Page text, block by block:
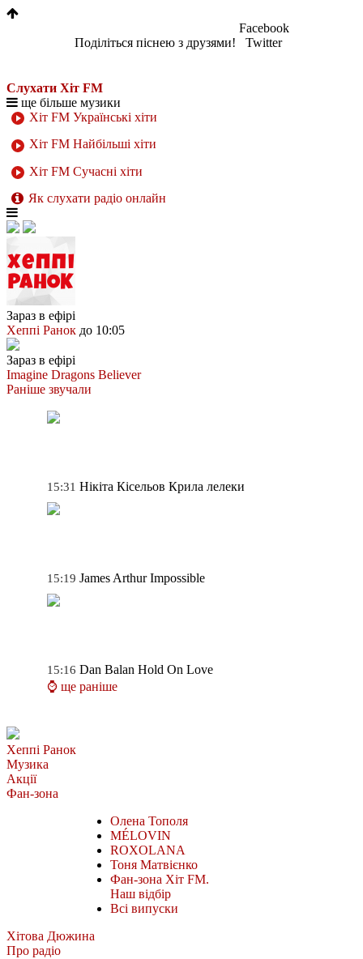
Поділіться піснею з друзями!
Facebook
Twitter
Слухати Хіт FM
ще більше музики
Хіт FM Українські хіти
Хіт FM Найбільші хіти
Хіт FM Сучасні хіти
Як слухати радіо онлайн
Зараз в ефірі
Хеппі Ранок до 10:05
Зараз в ефірі
Imagine Dragons Believer
Раніше звучали
15:31 Нікіта Кісельов Крила лелеки
15:19 James Arthur Impossible
15:16 Dan Balan Hold On Love
⌚ ще раніше
Хеппі Ранок
Музика
Акції
Фан-зона
Олена Тополя
MÉLOVIN
ROXOLANA
Тоня Матвієнко
Фан-зона Хіт FM.
Наш відбір
Всі випуски
Хітова Дюжина
Про радіо